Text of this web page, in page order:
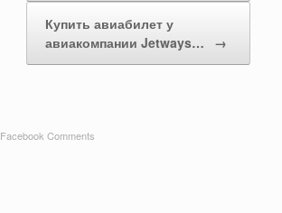
Купить авиабилет у
авиакомпании Jetways…
→
Facebook Comments